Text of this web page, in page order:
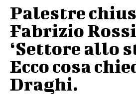
Palestre
Fabrizio
‘Settore allo
Ecco cosa
Draghi.